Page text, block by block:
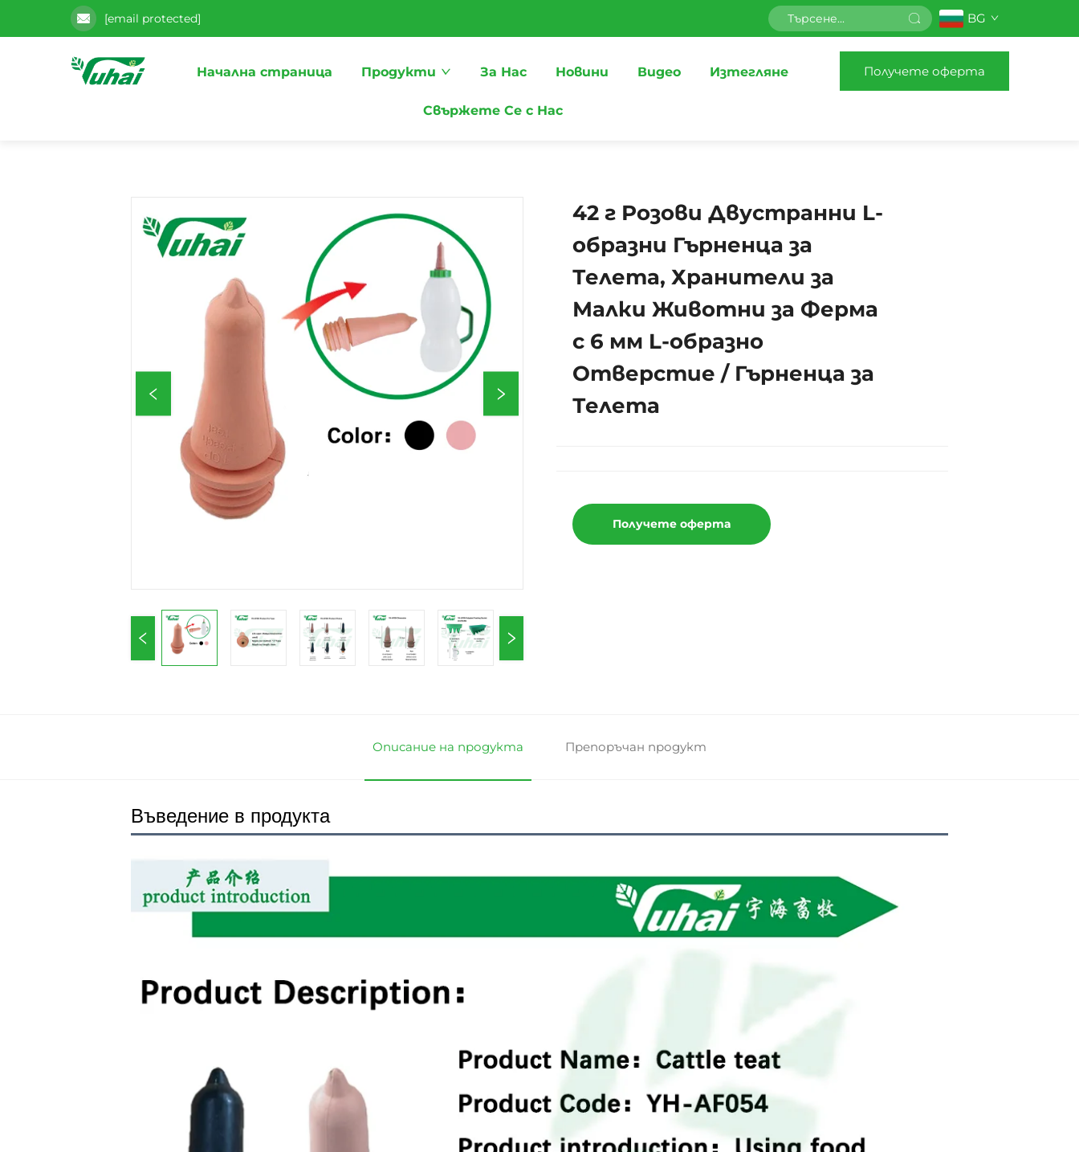
[email protected] BG
Начална страница Продукти За Нас Новини Видео Изтегляне
Свържете Се с Нас
Получете оферта
42 г Розови Двустранни L-
образни Гърненца за
Телета, Хранители за
Малки Животни за Ферма
с 6 мм L-образно
Отверстие / Гърненца за
Телета
Получете оферта
Описание на продукта Препоръчан продукт
Въведение в продукта